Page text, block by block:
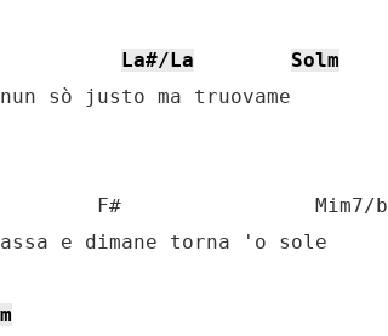
La#/La
Solm
sò justo ma truovame
F#                Mim7/
e dimane torna 'o sole